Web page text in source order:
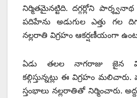
నిర్మితమైనట్టిది. దగ్గర్లోని
పదిహేను అడుగుల ఎత్తు గల
నల్లరాతి విగ్రహం ఆకర్షణీయంగా
ఏడు తలల నాగరాజు జైన
కల్గిస్తున్నట్లు ఈ విగ్రహం
స్తంభాలు నల్లరాతితో నిర్మించారు.